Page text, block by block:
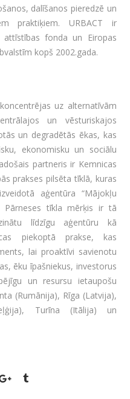
dalīšanos pieredzē un
praktiķiem. URBACT ir
fonda un Eiropas
kopš 2002.gada.
uz alternatīvām
un vēsturiskajos
un degradētās ēkas, kas
ekonomisku un sociālu
partneris ir Kemnicas
prakses pilsēta tīklā, kuras
aģentūra “Mājokļu
Pārneses tīkla mērķis ir tā
līdzīgu aģentūru kā
piekoptā prakse, kas
lai proaktīvi savienotu
ēku īpašniekus, investorus
un resursu ietaupošu
(Rumānija), Rīga (Latvija),
Turīna (Itālija) un